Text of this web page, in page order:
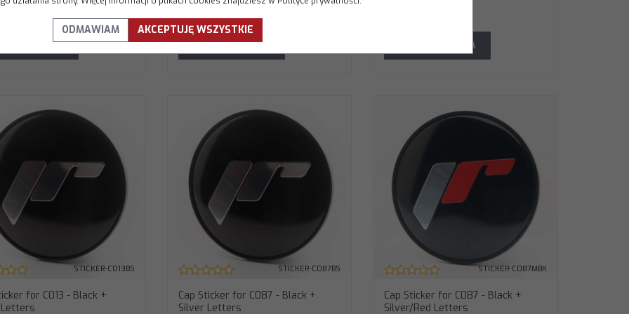
DO KOSZYKA
89.00
DO KOSZYKA DO KOSZYKA
STICKER-C013BS
for C013 - Black +
STICKER-C087BS
Cap Sticker for C087 - Black +
Silver Letters
STICKER-C087MBK
Cap Sticker for C087 - Black +
Silver/Red Letters
ODMAWIAM AKCEPTUJĘ WSZYSTKIE